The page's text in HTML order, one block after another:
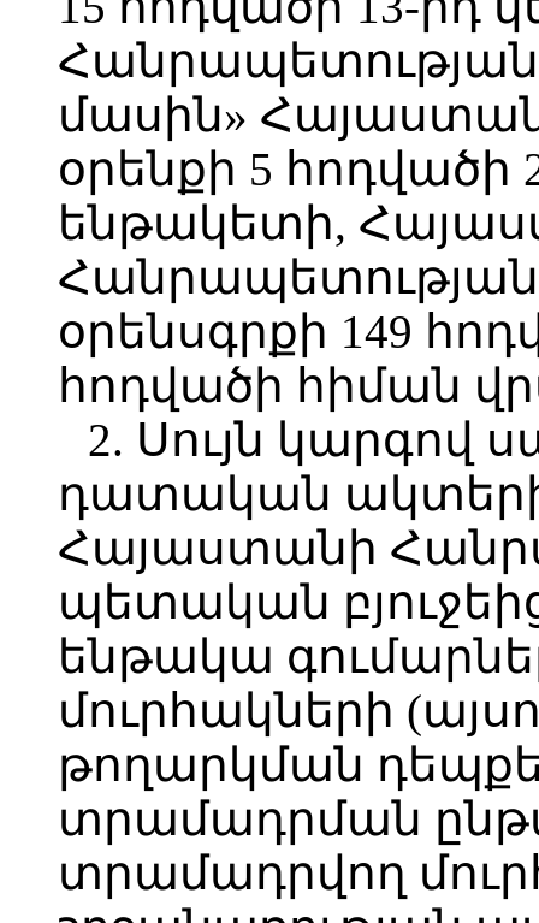
մասին»
օրենքի 5 հոդվածի
ենթակետի,
օրենսգրքի 149
հոդվածի հիման
2. Սույն կարգով
դատական
Հայաստանի
պետական
ենթակա
մուրհակների
թողարկման
տրամադրման
տրամադրվող